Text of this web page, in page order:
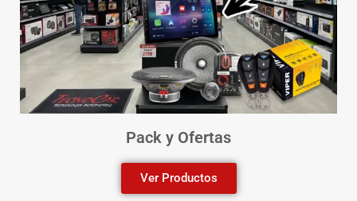
Pack y Ofertas
Ver Productos